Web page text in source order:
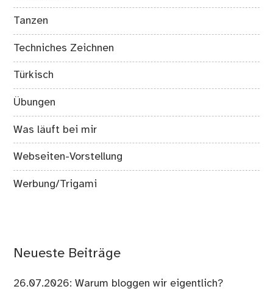
Tanzen
Techniches Zeichnen
Türkisch
Übungen
Was läuft bei mir
Webseiten-Vorstellung
Werbung/Trigami
Neueste Beiträge
26.07.2026: Warum bloggen wir eigentlich?